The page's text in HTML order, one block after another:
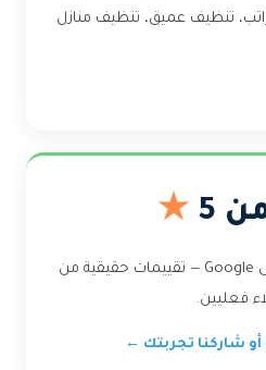
تنظيف عميق، تنظيف منازل
★
متوسط تقييم عملائنا على Google — تقييمات حقيقية من
فعليين.
أو شاركنا تجربتك ←